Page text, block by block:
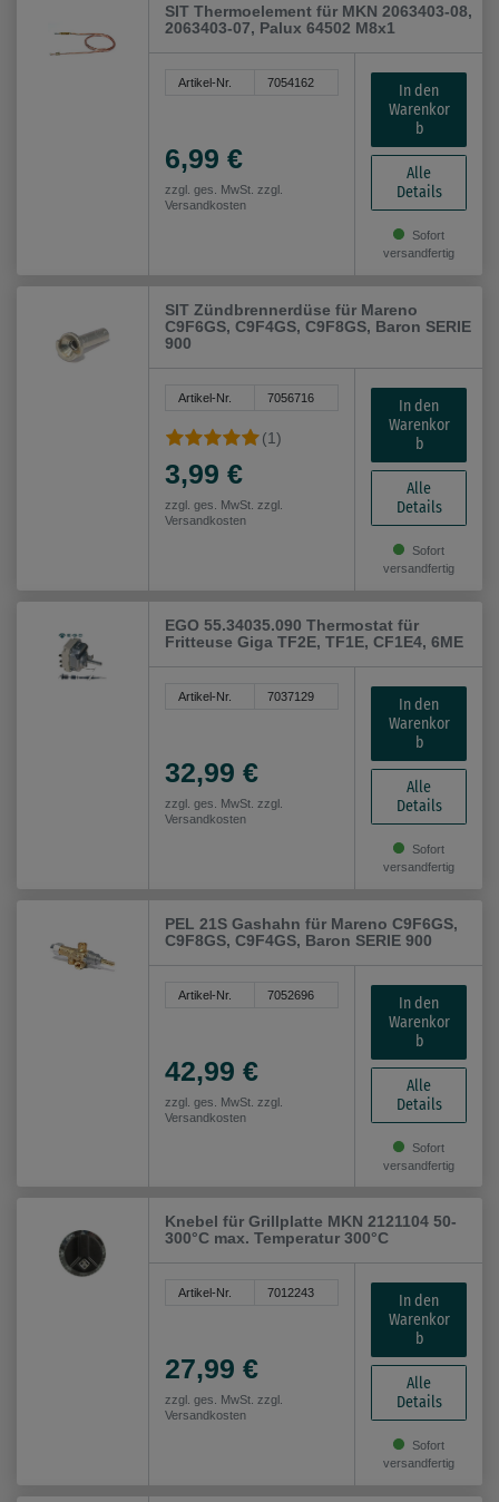
SIT Thermoelement für MKN 2063403-08,
2063403-07, Palux 64502 M8x1
Artikel-Nr. 7054162
6,99 €
zzgl. ges. MwSt. zzgl.
Versandkosten
In den
Warenkor
b
Alle
Details
Sofort
versandfertig
SIT Zündbrennerdüse für Mareno
C9F6GS, C9F4GS, C9F8GS, Baron SERIE
900
Artikel-Nr. 7056716
(1)
3,99 €
zzgl. ges. MwSt. zzgl.
Versandkosten
In den
Warenkor
b
Alle
Details
Sofort
versandfertig
EGO 55.34035.090 Thermostat für
Fritteuse Giga TF2E, TF1E, CF1E4, 6ME
Artikel-Nr. 7037129
32,99 €
zzgl. ges. MwSt. zzgl.
Versandkosten
In den
Warenkor
b
Alle
Details
Sofort
versandfertig
PEL 21S Gashahn für Mareno C9F6GS,
C9F8GS, C9F4GS, Baron SERIE 900
Artikel-Nr. 7052696
42,99 €
zzgl. ges. MwSt. zzgl.
Versandkosten
In den
Warenkor
b
Alle
Details
Sofort
versandfertig
Knebel für Grillplatte MKN 2121104 50-
300°C max. Temperatur 300°C
Artikel-Nr. 7012243
27,99 €
zzgl. ges. MwSt. zzgl.
Versandkosten
In den
Warenkor
b
Alle
Details
Sofort
versandfertig